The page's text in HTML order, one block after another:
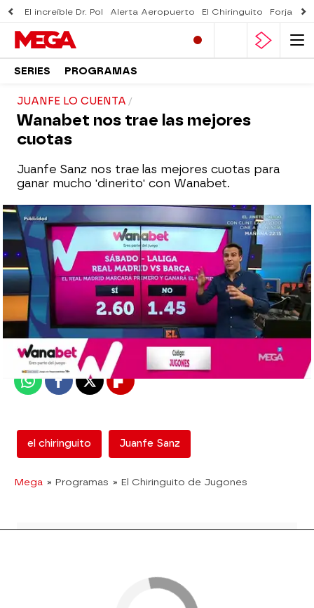
El increíble Dr. Pol Alerta Aeropuerto El Chiringuito Forjado
SERIES PROGRAMAS
JUANFE LO CUENTA
Wanabet nos trae las mejores
cuotas
Juanfe Sanz nos trae las mejores cuotas para
ganar mucho 'dinerito' con Wanabet.
mega
Madrid
Publicado: 22 de diciembre de 2017, 02:47
WhatsappFacebook
X Flipboard
el chiringuito Juanfe Sanz
Mega » Programas » El Chiringuito de Jugones